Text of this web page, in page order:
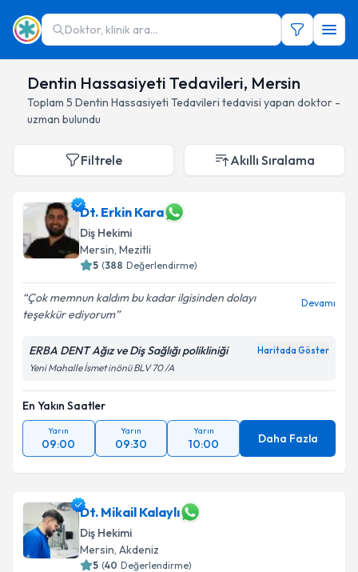
Doktor, klinik ara...
Dentin Hassasiyeti Tedavileri, Mersin
Toplam 5 Dentin Hassasiyeti Tedavileri tedavisi yapan doktor -
uzman bulundu
Filtrele Akıllı Sıralama
Dt. Erkin Kara
Diş Hekimi
Mersin, Mezitli
5 (388 Değerlendirme)
Çok memnun kaldım bu kadar ilgisinden dolayı
teşekkür ediyorum
Devamı
ERBA DENT Ağız ve Diş Sağlığı polikliniği Haritada Göster
Yeni Mahalle İsmet inönü BLV 70 /A
En Yakın Saatler
Yarın
09:00
Yarın
09:30
Yarın
10:00 Daha Fazla
Dt. Mikail Kalaylı
Diş Hekimi
Mersin, Akdeniz
5 (40 Değerlendirme)